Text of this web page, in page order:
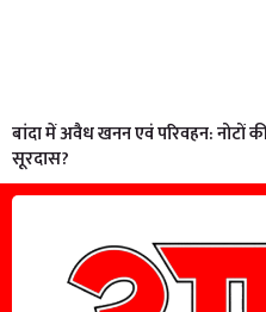
बांदा में अवैध खनन एवं परिवहन: नोटों
सूरदास?